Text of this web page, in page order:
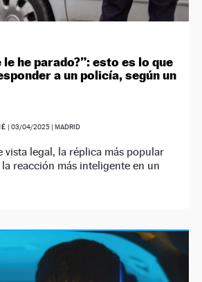
le he parado?”: esto es lo que
a un policía, según un
| 03/04/2025| MADRID
vista legal, la réplica más popular
la reacción más inteligente en un